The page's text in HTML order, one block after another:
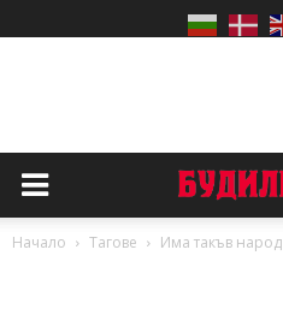
Начало Тагове Има такъв народ